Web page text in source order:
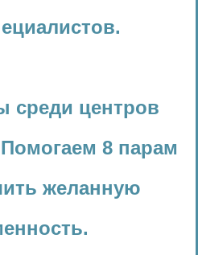
среди центров
Помогаем 8 парам
желанную